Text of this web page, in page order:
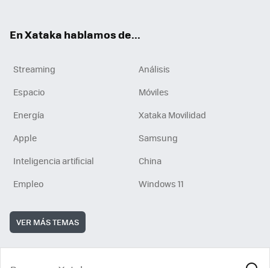
En Xataka hablamos de...
Streaming
Análisis
Espacio
Móviles
Energía
Xataka Movilidad
Apple
Samsung
Inteligencia artificial
China
Empleo
Windows 11
VER MÁS TEMAS